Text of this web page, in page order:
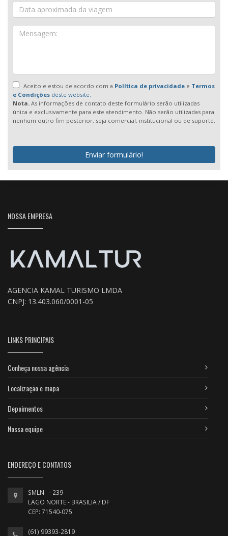
Aceito e estou de acordo com a Política de privacidadee Termos
e Condições deste website.
Nota. As informações de contato deste formulário serão utilizadas
única e exclusivamente para este atendimento. Não serão utilizadas para
nenhum outro fim posterior, seja comercial, institucional ou de suporte.
Enviar formulário!
NOSSA EMPRESA
AGENCIA KAMAL TURISMO LMDA
CNPJ: 13.403.060/0001-05
LINKS PRINCIPAIS
Conheça nossa agência
Localização e mapa
Depoimentos
Nossa equipe
ENDEREÇO E CONTATOS
SMLN - 239
LAGO NORTE - BRASILIA / DF
CEP: 71540-075
(61) 99393-2819